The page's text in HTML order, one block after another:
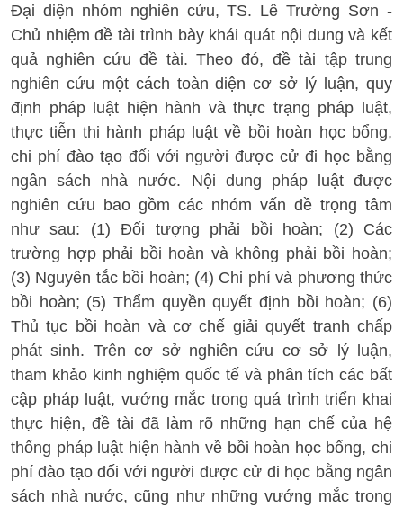
Đại diện nhóm nghiên cứu, TS. Lê Trường Sơn -
Chủ nhiệm đề tài trình bày khái quát nội dung và kết
quả nghiên cứu đề tài. Theo đó, đề tài tập trung
nghiên cứu một cách toàn diện cơ sở lý luận, quy
định pháp luật hiện hành và thực trạng pháp luật,
thực tiễn thi hành pháp luật về bồi hoàn học bổng,
chi phí đào tạo đối với người được cử đi học bằng
ngân sách nhà nước. Nội dung pháp luật được
nghiên cứu bao gồm các nhóm vấn đề trọng tâm
như sau: (1) Đối tượng phải bồi hoàn; (2) Các
trường hợp phải bồi hoàn và không phải bồi hoàn;
(3) Nguyên tắc bồi hoàn; (4) Chi phí và phương thức
bồi hoàn; (5) Thẩm quyền quyết định bồi hoàn; (6)
Thủ tục bồi hoàn và cơ chế giải quyết tranh chấp
phát sinh. Trên cơ sở nghiên cứu cơ sở lý luận,
tham khảo kinh nghiệm quốc tế và phân tích các bất
cập pháp luật, vướng mắc trong quá trình triển khai
thực hiện, đề tài đã làm rõ những hạn chế của hệ
thống pháp luật hiện hành về bồi hoàn học bổng, chi
phí đào tạo đối với người được cử đi học bằng ngân
sách nhà nước, cũng như những vướng mắc trong